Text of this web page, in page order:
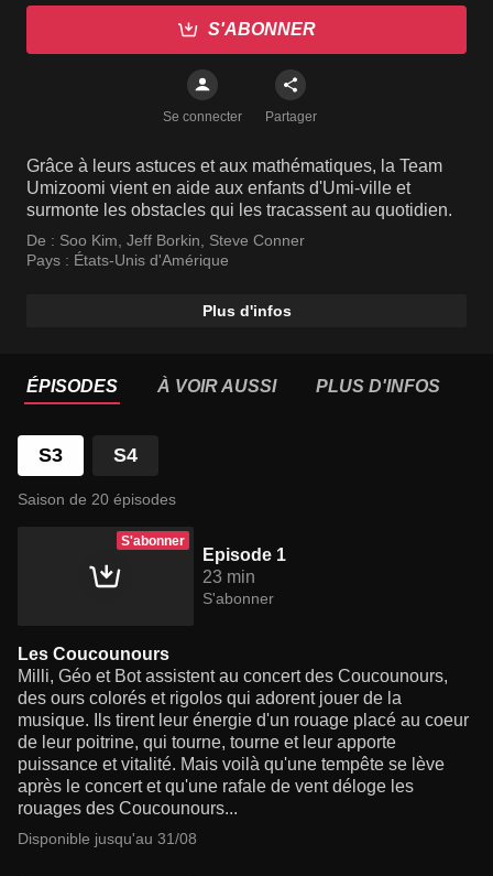
S'ABONNER
Se connecter Partager
Grâce à leurs astuces et aux mathématiques, la Team
Umizoomi vient en aide aux enfants d'Umi-ville et
surmonte les obstacles qui les tracassent au quotidien.
De : Soo Kim Jeff Borkin
Steve Conner
Pays : États-Unis d'Amérique
Plus d'infos
ÉPISODES À VOIR AUSSI PLUS D'INFOS
S3 S4
Saison de 20 épisodes
S'abonner
Episode 1
23 min
S'abonner
Les Coucounours
Milli, Géo et Bot assistent au concert des Coucounours,
des ours colorés et rigolos qui adorent jouer de la
musique. Ils tirent leur énergie d'un rouage placé au coeur
de leur poitrine, qui tourne, tourne et leur apporte
puissance et vitalité. Mais voilà qu'une tempête se lève
après le concert et qu'une rafale de vent déloge les
rouages des Coucounours...
Disponible jusqu'au 31/08